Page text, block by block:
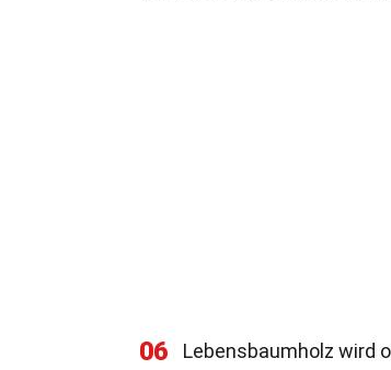
06 Lebensbaumholz wird